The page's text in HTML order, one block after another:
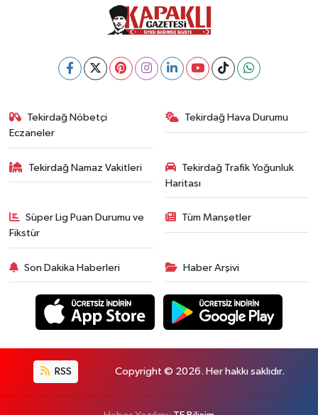
Tekirdağ Nöbetçi
Eczaneler
Tekirdağ Hava Durumu
Tekirdağ Namaz Vakitleri
Tekirdağ Trafik Yoğunluk
Haritası
Süper Lig Puan Durumu ve
Fikstür
Tüm Manşetler
Son Dakika Haberleri Haber Arşivi
RSS Copyright © 2026. Her hakkı saklıdır.